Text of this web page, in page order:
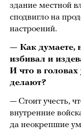
здание местной
сподвигло на
настроений.
— Как думаете,
избивал и
И что в головах
делают?
— Стоит учесть,
внутренние
да неокрепшие